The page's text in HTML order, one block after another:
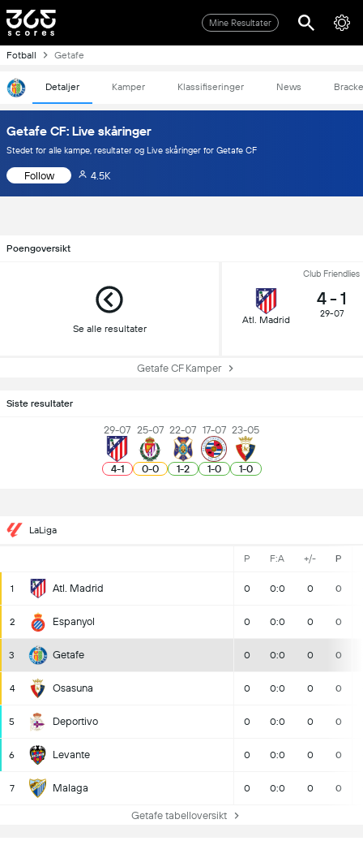
Mine Resultater
Fotball Getafe
Detaljer Kamper Klassifiseringer News
Getafe CF: Live skåringer
Stedet for alle kampe, resultater og Live skåringer for Getafe CF
Follow 4.5K
Poengoversikt
Se alle resultater
Club Friendlies
Atl. Madrid
4- 1
29-07
Getafe CF Kamper
Siste resultater
29-07
4-1
25-07
0-0
22-07
1-2
17-07
1-0
23-05
1-0
LaLiga
P F:A +/- P
1 Atl. Madrid 0 0:0 0 0
2 Espanyol 0 0:0 0 0
3 Getafe 0 0:0 0 0
4 Osasuna 0 0:0 0 0
5 Deportivo 0 0:0 0 0
6 Levante 0 0:0 0 0
7 Malaga 0 0:0 0 0
Getafe tabelloversikt